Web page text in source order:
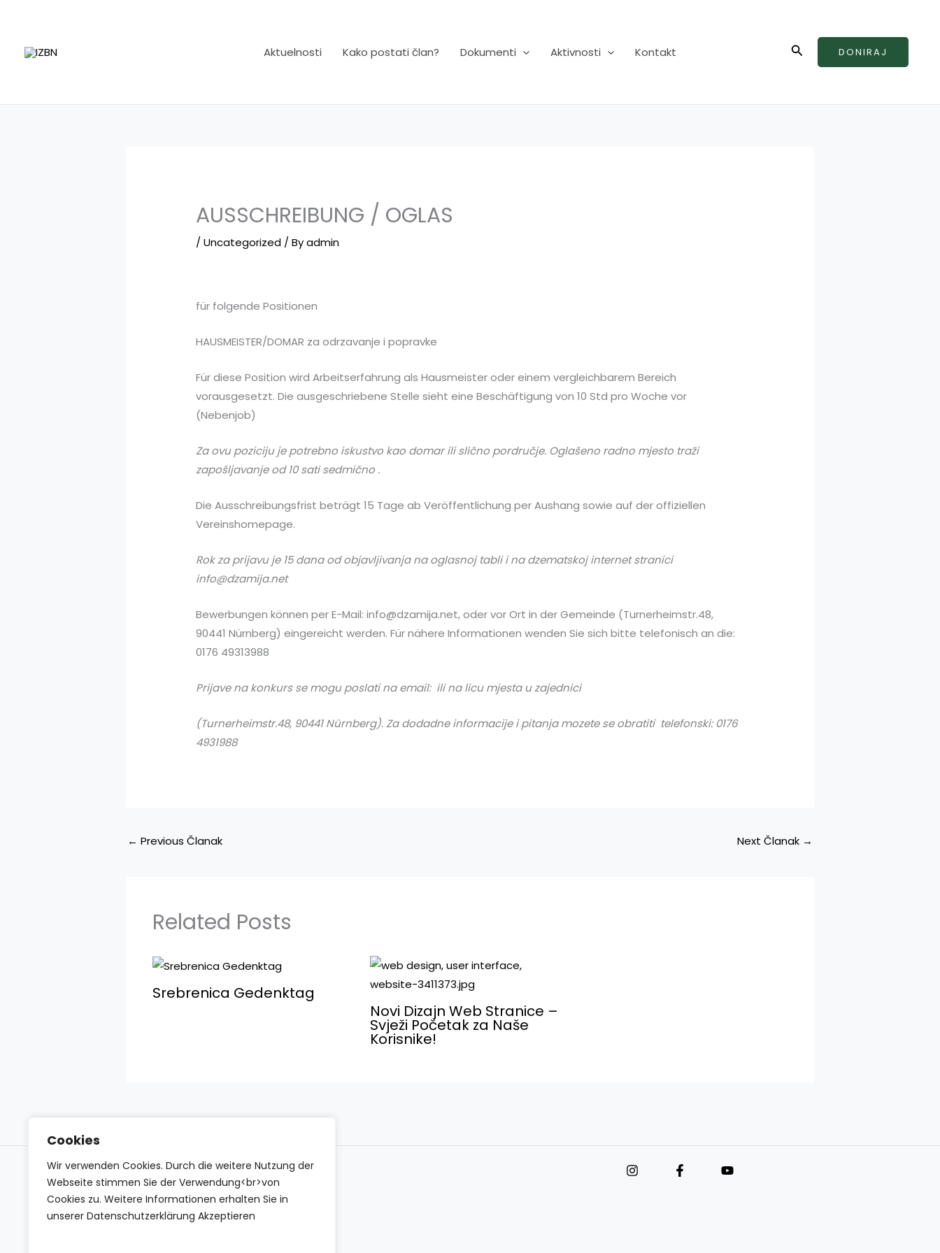
Cookies
Wir verwenden Cookies. Durch die weitere Nutzung der
Webseite stimmen Sie der Verwendung<br>von
Cookies zu. Weitere Informationen erhalten Sie in
unserer Datenschutzerklärung Akzeptieren
content
Aktuelnosti Kako postati član? Dokumenti Aktivnosti Kontakt Search DONIRAJ
AUSSCHREIBUNG / OGLAS
/Uncategorized / Byadmin
für folgende Positionen
HAUSMEISTER/DOMAR za odrzavanje i popravke
Für diese Position wird Arbeitserfahrung als Hausmeister oder einem vergleichbarem Bereich
vorausgesetzt. Die ausgeschriebene Stelle sieht eine Beschäftigung von 10 Std pro Woche vor
(Nebenjob)
Za ovu poziciju je potrebno iskustvo kao domar ili slično pordručje. Oglašeno radno mjesto traži
zapošljavanje od 10 sati sedmično .
Die Ausschreibungsfrist beträgt 15 Tage ab Veröffentlichung per Aushang sowie auf der offiziellen
Vereinshomepage.
Rok za prijavu je 15 dana od objavljivanja na oglasnoj tabli i na dzematskoj internet stranici
info@dzamija.net
Bewerbungen können per E-Mail: info@dzamija.net, oder vor Ort in der Gemeinde (Turnerheimstr.48,
90441 Nürnberg) eingereicht werden. Für nähere Informationen wenden Sie sich bitte telefonisch an die:
0176 49313988
Prijave na konkurs se mogu poslati na email: ili na licu mjesta u zajednici
(Turnerheimstr.48, 90441 Nürnberg). Za dodadne informacije i pitanja mozete se obratiti telefonski: 0176
4931988
← Previous Članak Next Članak →
Related Posts
Srebrenica Gedenktag
Novi Dizajn Web Stranice –
Svježi Početak za Naše
Korisnike!
Impressum Datenschutzerklärung